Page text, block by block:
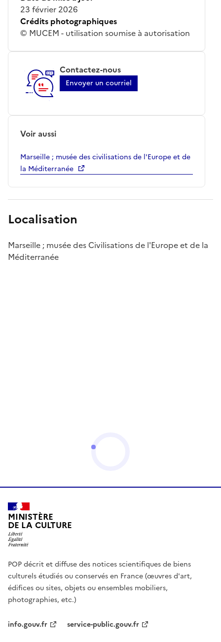
23 février 2026
Crédits photographiques
© MUCEM - utilisation soumise à autorisation
Contactez-nous
Envoyer un courriel
Voir aussi
Marseille ; musée des civilisations de l'Europe et de
la Méditerranée
Localisation
Marseille ; musée des Civilisations de l'Europe et de la
Méditerranée
MINISTÈRE
DE LA CULTURE
POP décrit et diffuse des notices scientifiques de biens
culturels étudiés ou conservés en France (œuvres d'art,
édifices ou sites, objets ou ensembles mobiliers,
photographies, etc.)
info.gouv.fr
service-public.gouv.fr